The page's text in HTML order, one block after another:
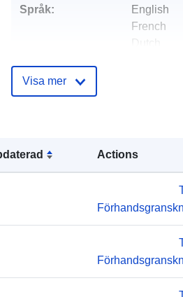
Actions
Språk:
English
French
Dutch
Utgivare:
E-
Katalogregister: Läggs till
2026
July 2026
Visa mer